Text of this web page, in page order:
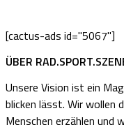
[cactus-ads id="5067"]
ÜBER
Unsere Vision ist ein
blicken lässt. Wir wollen
Menschen erzählen und